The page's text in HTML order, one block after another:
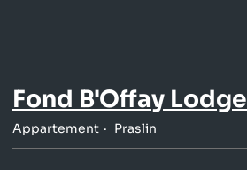
Fond B'Offay Lodge
Appartement Praslin